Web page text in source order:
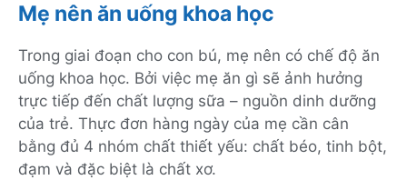
Mẹ nên ăn uống khoa học
Trong giai đoạn cho con bú, mẹ nên có chế độ ăn
uống khoa học. Bởi việc mẹ ăn gì sẽ ảnh hưởng
trực tiếp đến chất lượng sữa – nguồn dinh dưỡng
của trẻ. Thực đơn hàng ngày của mẹ cần cân
bằng đủ 4 nhóm chất thiết yếu: chất béo, tinh bột,
đạm và đặc biệt là chất xơ.